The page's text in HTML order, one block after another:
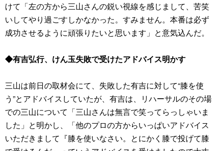
けて「左の方から三山さんの鋭い視線を感じまして、苦笑
いしてやり過ごすしかなかった。すみません。本番は必ず
成功させるように頑張りたいと思います」と意気込んだ。
◆有吉弘行、けん玉失敗で受けたアドバイス明かす
三山は前日の取材会にて、失敗した有吉に対して“膝を使
う”とアドバイスしていたが、有吉は、リハーサルのその場
での三山について「三山さんは無言で笑ってらっしゃいま
した」と明かし、「他のプロの方からいっぱいアドバイス
いただきまして『膝を使いなさい。とにかく膝で投げて膝